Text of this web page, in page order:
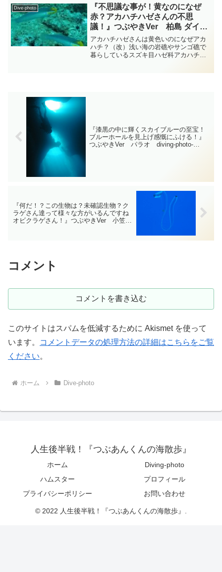
カシマシラヒゲエビさんは体の長さが
30mm～60mm程度で体...
Dive-photo
『不思議な事が！黄なのになぜ
赤？アカハチハゼさんの不思
議！』つぶやきVer 柏島 ダイビ
ング‐フォト‐tsubuankun
アカハチハゼさんは黄色いのになぜアカ
ハチ？（改）浅い海の岩礁やサンゴ礁で
暮らしているスズキ目ハゼ科アカハチハ
『漆黒の中に輝くスカイブルーの至宝！
ブルーホールを見上げ感慨にふける！』
つぶやきVer パラオ diving-photo‐
『何だ！？この生物は？未確認生物？ク
ラゲさん達って様々な方がいるんですね
オビクラゲさん！』つぶやきVer 小笠
コメント
コメントを書き込む
このサイトはスパムを低減するために Akismet を使って
います。
コメントデータの処理方法の詳細はこちらをご覧
ください。
ホーム Dive-photo
人生後半戦！『つぶあんくんの海散歩』
ホーム
Diving-photo
ハムスター
プロフィール
プライバシーポリシー
お問い合わせ
© 2022 人生後半戦！『つぶあんくんの海散歩』.